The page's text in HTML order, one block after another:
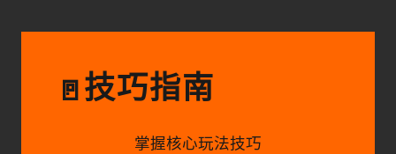
🚪技巧指南
掌握核心玩法技巧